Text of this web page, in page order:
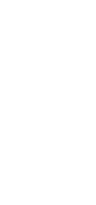
aos favoritos